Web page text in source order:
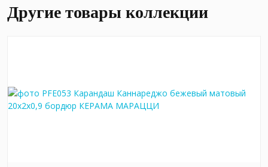
Другие товары коллекции